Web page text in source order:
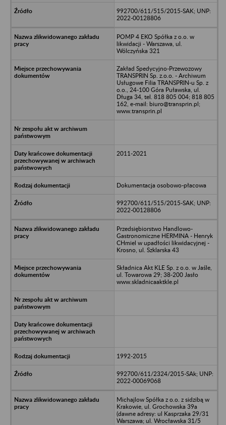
992700/611/515/2015-SAK; UNP:
2022-00128806
POMP 4 EKO Spółka z o.o. w
likwidacji - Warszawa, ul.
Wólczyńska 321
Zakład Spedycyjno-Przewozowy
TRANSPRIN Sp. z.o.o. - Archiwum
Usługowe Filia TRANSPRIN-u Sp. z
o.o., 24-100 Góra Puławska, ul.
Długa 34, tel. 818 805 004; 818 805
162, e-mail: biuro@transprin.pl;
www.transprin.pl
2011-2021
Dokumentacja osobowo-płacowa
992700/611/515/2015-SAK; UNP:
2022-00128806
Przedsiębiorstwo Handlowo-
Gastronomiczne HERMINA - Henryk
CHmiel w upadłości likwidacyjnej -
Krosno, ul. Szklarska 43
Składnica Akt KLE Sp. z o.o. w Jaśle,
ul. Towarowa 29; 38-200 Jasło
www.skladnicaaktkle.pl
1992-2015
992700/611/2324/2015-SAk; UNP:
2022-00069068
Michajlow Spółka z o.o. z sidzibą w
Krakowie, ul. Grochowska 39a
(dawne adresy: ul Kasprzaka 29/31
Warszawa; ul. Wrocławska 31/5